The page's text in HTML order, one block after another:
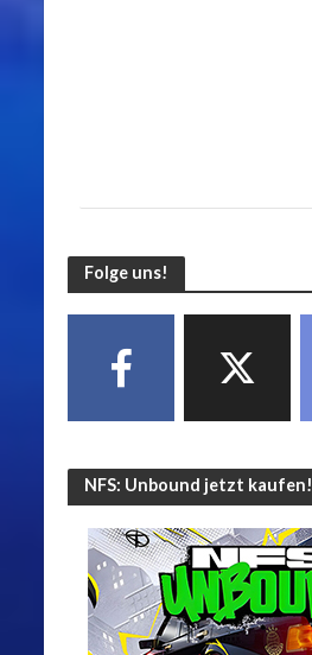
Folge uns!
NFS: Unbound jetzt kaufen!